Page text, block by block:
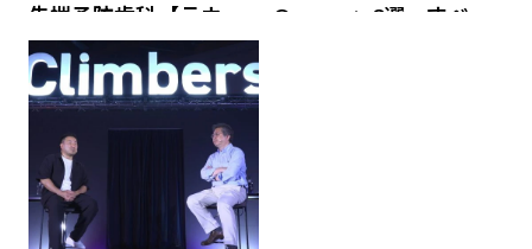
先端予防歯科【ラウン
ジ会員特典あり】
Owners」3選。すべて